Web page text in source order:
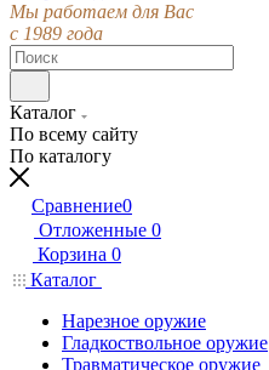
Мы работаем для Вас
с 1989 года
Каталог
По всему сайту
По каталогу
Сравнение0
Отложенные 0
Корзина 0
Каталог
Нарезное оружие
Гладкоствольное оружие
Травматическое оружие